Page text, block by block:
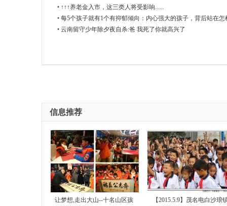
• ↑↑↑养老金入市，这三类人将受影响......
• 每5个孩子就有1个有抑郁倾向：内心强大的孩子，背后站在怎
• 云南留守少年除夕夜自杀:爸 我死了你就高兴了
信息推荐
让梦想,走出大山--十名山区孩
【2015.5.9】茂名电白沙琅